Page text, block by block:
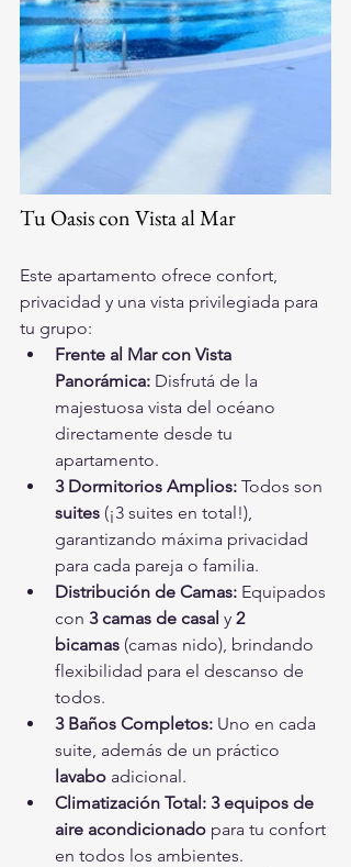
Tu Oasis con Vista al Mar
Este apartamento ofrece confort,
privacidad y una vista privilegiada para
tu grupo:
Frente al Mar con Vista
Panorámica: Disfrutá de la
majestuosa vista del océano
directamente desde tu
apartamento.
3 Dormitorios Amplios: Todos son
suites (¡3 suites en total!),
garantizando máxima privacidad
para cada pareja o familia.
Distribución de Camas: Equipados
con 3 camas de casal y 2
bicamas (camas nido), brindando
flexibilidad para el descanso de
todos.
3 Baños Completos: Uno en cada
suite, además de un práctico
lavabo adicional.
Climatización Total: 3 equipos de
aire acondicionado para tu confort
en todos los ambientes.